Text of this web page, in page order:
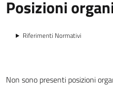
Posizioni
Riferimenti Normativi
Non sono presenti posizioni